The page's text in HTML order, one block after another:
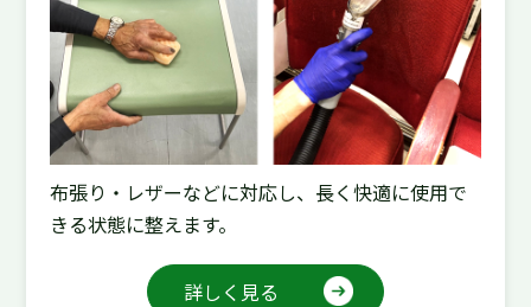
布張り・レザーなどに対応し、長く快適に使用で
きる状態に整えます。
詳しく見る